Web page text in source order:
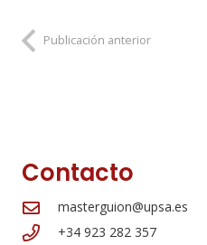
Publicación anterior
Contacto
masterguion@upsa.es
+34 923 282 357